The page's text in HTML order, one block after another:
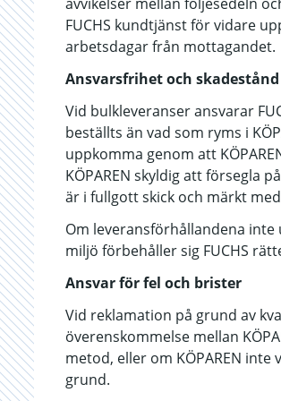
FUCHS kundtjänst för vidare
arbetsdagar från mottagandet.
Ansvarsfrihet och skadestånd
Vid bulkleveranser ansvarar
beställts än vad som ryms i
uppkomma genom att
KÖPAREN skyldig att försegla
är i fullgott skick och märkt
Om leveransförhållandena
miljö förbehåller sig FUCHS
Ansvar för fel och brister
Vid reklamation på grund av
överenskommelse mellan
metod, eller om KÖPAREN
grund.